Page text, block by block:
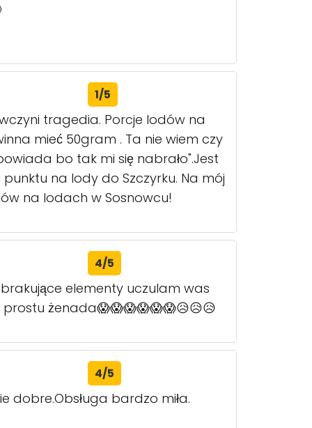
1/5
tragedia. Porcje lodów na
mieć 50gram . Ta nie wiem czy
bo tak mi się nabrało".Jest
na lody do Szczyrku. Na mój
na lodach w Sosnowcu!
4/5
elementy uczulam was
żenada😱😱😱😱😱😱😥😥😥
4/5
dobre.Obsługa bardzo miła.